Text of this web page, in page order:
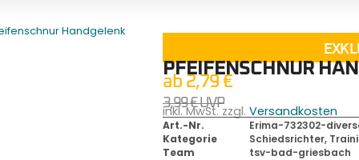
Handgelenk
PFEIFENSCHNUR
ab 2,79€
3,99€UVP
inkl. MwSt. zzgl.Versandkosten
Art.-Nr.
Erima-732302-
Kategorie
Schiedsrichter,
Team
tsv-bad-griesbach